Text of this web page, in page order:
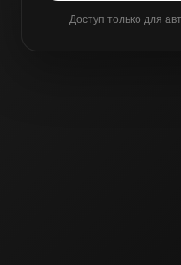
Доступ только для